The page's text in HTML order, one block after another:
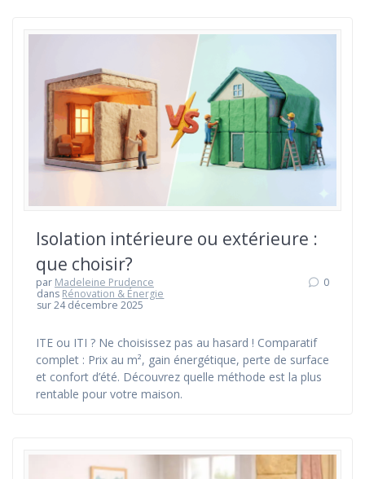
Isolation intérieure ou extérieure :
que choisir?
par Madeleine Prudence
dans Rénovation & Énergie
sur 24 décembre 2025
0
ITE ou ITI ? Ne choisissez pas au hasard ! Comparatif
complet : Prix au m², gain énergétique, perte de surface
et confort d’été. Découvrez quelle méthode est la plus
rentable pour votre maison.